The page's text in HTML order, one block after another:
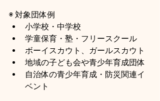
◉ 対象団体例
小学校・中学校
学童保育・塾・フリースクール
ボーイスカウト、ガールスカウト
地域の子ども会や青少年育成団体
自治体の青少年育成・防災関連イ
ベント